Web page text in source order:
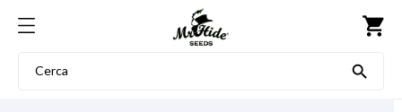
shopping_cart
